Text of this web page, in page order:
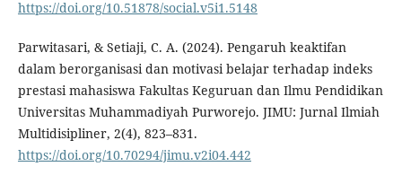
https://doi.org/10.51878/social.v5i1.5148
Parwitasari, & Setiaji, C. A. (2024). Pengaruh keaktifan
dalam berorganisasi dan motivasi belajar terhadap indeks
prestasi mahasiswa Fakultas Keguruan dan Ilmu Pendidikan
Universitas Muhammadiyah Purworejo. JIMU: Jurnal Ilmiah
Multidisipliner, 2(4), 823–831.
https://doi.org/10.70294/jimu.v2i04.442